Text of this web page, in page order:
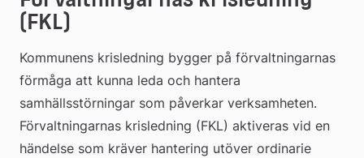
(FKL)
Kommunens krisledning bygger på förvaltningarnas
förmåga att kunna leda och hantera
samhällsstörningar som påverkar verksamheten.
Förvaltningarnas krisledning (FKL) aktiveras vid en
händelse som kräver hantering utöver ordinarie